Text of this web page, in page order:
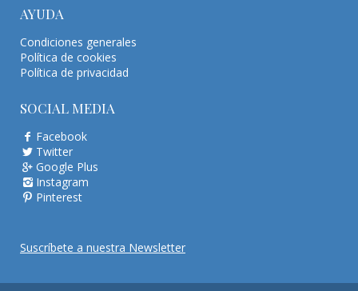
AYUDA
Condiciones generales
Política de cookies
Política de privacidad
SOCIAL MEDIA
Facebook
Twitter
Google Plus
Instagram
Pinterest
Suscríbete a nuestra Newsletter